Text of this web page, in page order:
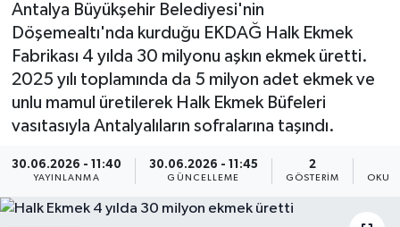
Antalya Büyükşehir Belediyesi'nin
Döşemealtı'nda kurduğu EKDAĞ Halk Ekmek
Fabrikası 4 yılda 30 milyonu aşkın ekmek üretti.
2025 yılı toplamında da 5 milyon adet ekmek ve
unlu mamul üretilerek Halk Ekmek Büfeleri
vasıtasıyla Antalyalıların sofralarına taşındı.
30.06.2026 - 11:40
YAYINLANMA
30.06.2026 - 11:45
GÜNCELLEME
2
GÖSTERIM